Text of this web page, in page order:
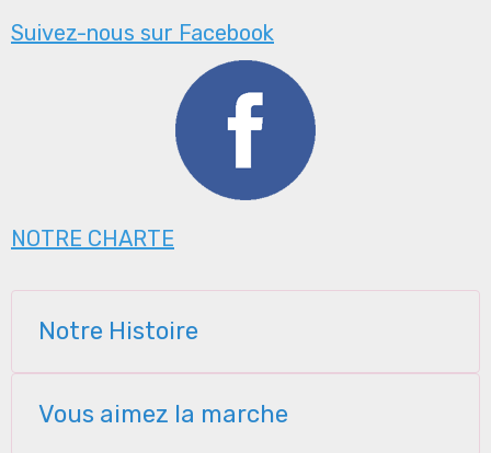
Suivez-nous sur Facebook
NOTRE CHARTE
Notre Histoire
Vous aimez la marche